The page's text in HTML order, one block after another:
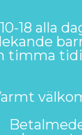
10-18 alla
timma